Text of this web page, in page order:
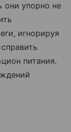
они упорно не
игнорируя
питания.